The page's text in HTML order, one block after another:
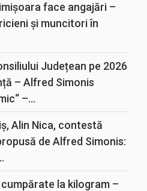
face angajări –
și muncitori în
Județean pe 2026
– Alfred Simonis
–...
Alin Nica, contestă
de Alfred Simonis:
la kilogram –